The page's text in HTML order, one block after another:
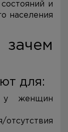
и
населения
для:
у женщин